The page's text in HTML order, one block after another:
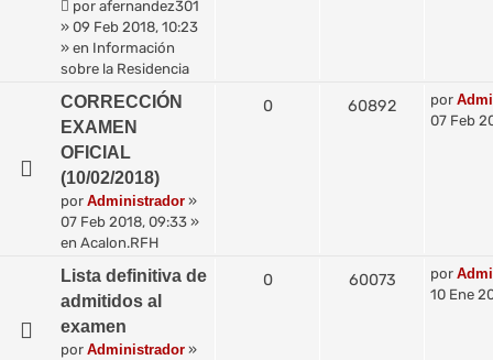
por afernandez301
» 09 Feb 2018, 10:23
» en Información
sobre la Residencia
CORRECCIÓN
EXAMEN
OFICIAL
(10/02/2018)
por Administrador »
07 Feb 2018, 09:33 »
en Acalon.RFH
0 60892 por
07 Feb
Lista definitiva de
admitidos al
examen
por Administrador »
0 60073 por
10 Ene